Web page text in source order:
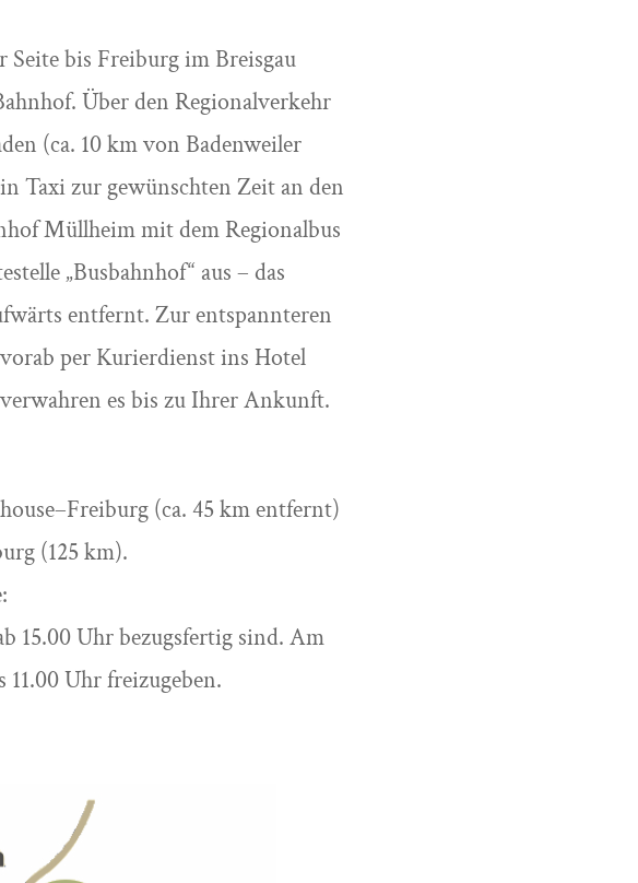
bis Freiburg im Breisgau
Über den Regionalverkehr
(ca. 10 km von Badenweiler
Taxi zur gewünschten Zeit an den
Müllheim mit dem Regionalbus
„Busbahnhof“ aus – das
entfernt. Zur entspannteren
per Kurierdienst ins Hotel
es bis zu Ihrer Ankunft.
(ca. 45 km entfernt)
(125 km).
15.00 Uhr bezugsfertig sind. Am
Uhr freizugeben.